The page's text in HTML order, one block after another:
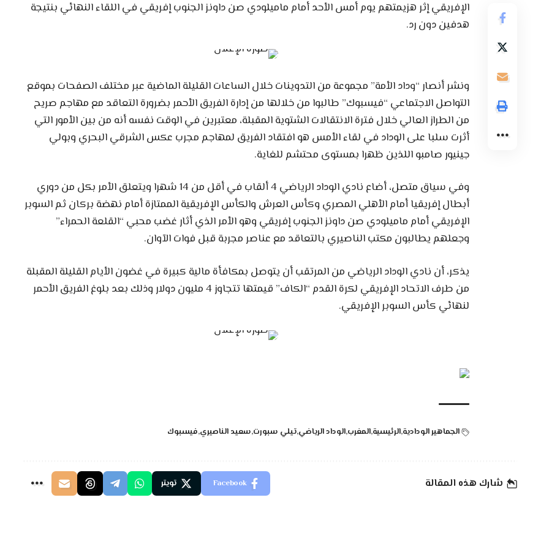
الإفريقي إثر هزيمتهم يوم أمس الأحد أمام ماميلودي صن داونز الجنوب إفريقي في اللقاء النهائي بنتيجة
هدفين دون رد.
ونشر أنصار “وداد الأمة” مجموعة من التدوينات خلال الساعات القليلة الماضية عبر مختلف الصفحات بموقع
التواصل الاجتماعي “فيسبوك” طالبوا من خلالها من إدارة الفريق الأحمر بضرورة التعاقد مع مهاجم صريح
من الطراز العالي خلال فترة الانتقالات الشتوية المقبلة، معتبرين في الوقت نفسه أنه من بين الأمور التي
أثرت سلبا على الوداد في لقاء الأمس هو افتقاد الفريق لمهاجم مجرب عكس الشرقي البحري وبولي
جينيور صامبو اللذين ظهرا بمستوى محتشم للغاية.
وفي سياق متصل، أضاع نادي الوداد الرياضي 4 ألقاب في أقل من 14 شهرا ويتعلق الأمر بكل من دوري
أبطال إفريقيا أمام الأهلي المصري وكأس العرش والكأس الإفريقية الممتازة أمام نهضة بركان ثم السوبر
الإفريقي أمام ماميلودي صن داونز الجنوب إفريقي وهو الأمر الذي أثار غضب محبي “القلعة الحمراء”
وجعلهم يطالبون مكتب الناصيري بالتعاقد مع عناصر مجربة قبل فوات الآوان.
يذكر، أن نادي الوداد الرياضي من المرتقب أن يتوصل بمكافأة مالية كبيرة في غضون الأيام القليلة المقبلة
من طرف الاتحاد الإفريقي لكرة القدم “الكاف” قيمتها تتجاوز 4 مليون دولار وذلك بعد بلوغ الفريق الأحمر
لنهائي كأس السوبر الإفريقي.
الجماهير الودادية الرئيسية المغرب الوداد الرياضي تيلي سبورت سعيد الناصيري فيسبوك
شارك هذه المقالة Facebook تويتر